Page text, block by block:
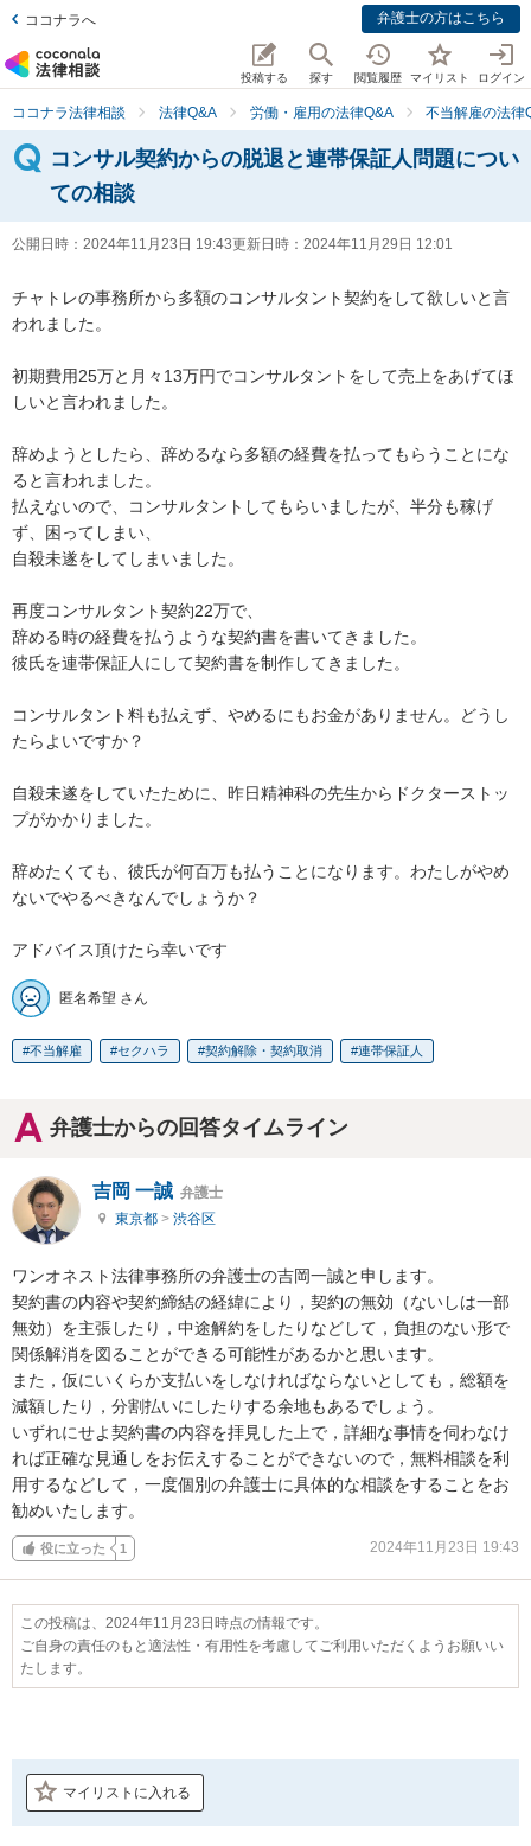
ココナラへ 弁護士の方はこちら
投稿する 探す 閲覧履歴 マイリスト ログイン
ココナラ法律相談 法律Q&A 労働・雇用の法律Q&A 不当解雇の法律
コンサル契約からの脱退と連帯保証人問題につい
ての相談
公開日時： 2024年11月23日 19:43更新日時： 2024年11月29日 12:01
チャトレの事務所から多額のコンサルタント契約をして欲しいと言
われました。
初期費用25万と月々13万円でコンサルタントをして売上をあげてほ
しいと言われました。
辞めようとしたら、辞めるなら多額の経費を払ってもらうことにな
ると言われました。
払えないので、コンサルタントしてもらいましたが、半分も稼げ
ず、困ってしまい、
自殺未遂をしてしまいました。
再度コンサルタント契約22万で、
辞める時の経費を払うような契約書を書いてきました。
彼氏を連帯保証人にして契約書を制作してきました。
コンサルタント料も払えず、やめるにもお金がありません。どうし
たらよいですか？
自殺未遂をしていたために、昨日精神科の先生からドクターストッ
プがかかりました。
辞めたくても、彼氏が何百万も払うことになります。わたしがやめ
ないでやるべきなんでしょうか？
アドバイス頂けたら幸いです
匿名希望 さん
不当解雇 セクハラ 契約解除・契約取消 連帯保証人
弁護士からの回答タイムライン
吉岡 一誠 弁護士
東京都 > 渋谷区
ワンオネスト法律事務所の弁護士の吉岡一誠と申します。
契約書の内容や契約締結の経緯により，契約の無効（ないしは一部
無効）を主張したり，中途解約をしたりなどして，負担のない形で
関係解消を図ることができる可能性があるかと思います。
また，仮にいくらか支払いをしなければならないとしても，総額を
減額したり，分割払いにしたりする余地もあるでしょう。
いずれにせよ契約書の内容を拝見した上で，詳細な事情を伺わなけ
れば正確な見通しをお伝えすることができないので，無料相談を利
用するなどして，一度個別の弁護士に具体的な相談をすることをお
勧めいたします。
役に立った 1 2024年11月23日 19:43
この投稿は、2024年11月23日時点の情報です。
ご自身の責任のもと適法性・有用性を考慮してご利用いただくようお願いい
たします。
マイリストに入れる